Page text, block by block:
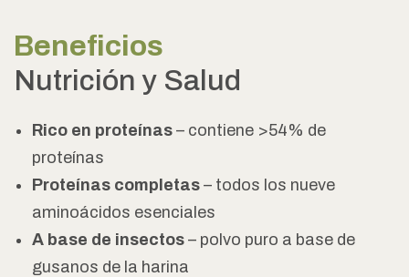
Beneficios
Nutrición y Salud
Rico en proteínas – contiene >54% de
proteínas
Proteínas completas – todos los nueve
aminoácidos esenciales
A base de insectos – polvo puro a base de
gusanos de la harina